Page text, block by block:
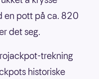
en pott på ca. 820
det seg.
trekning
historiske